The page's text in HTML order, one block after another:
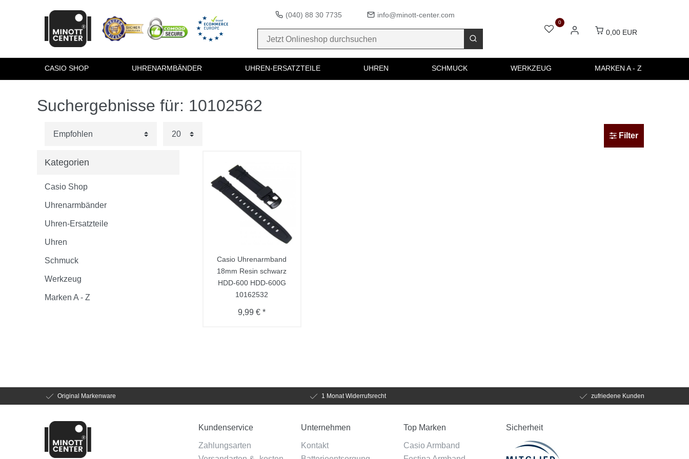
(040) 88 30 7735 info@minott-center.com
0
0,00 EUR
CASIO SHOP UHRENARMBÄNDER UHREN-ERSATZTEILE UHREN SCHMUCK WERKZEUG MARKEN A - Z
Suchergebnisse für: 10102562
Filter
Kategorien
Casio Shop
Uhrenarmbänder
Uhren-Ersatzteile
Uhren
Schmuck
Werkzeug
Marken A - Z
Casio Uhrenarmband
18mm Resin schwarz
HDD-600 HDD-600G
10162532
9,99 € *
Original Markenware 1 Monat Widerrufsrecht zufriedene Kunden
Kundenservice
Zahlungsarten
Unternehmen
Kontakt
Top Marken
Casio Armband
Sicherheit